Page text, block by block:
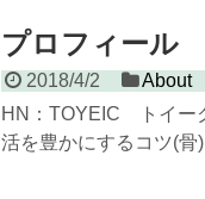
プロフィール
2018/4/2
About
HN：TOYEIC トイー
活を豊かにするコツ(骨